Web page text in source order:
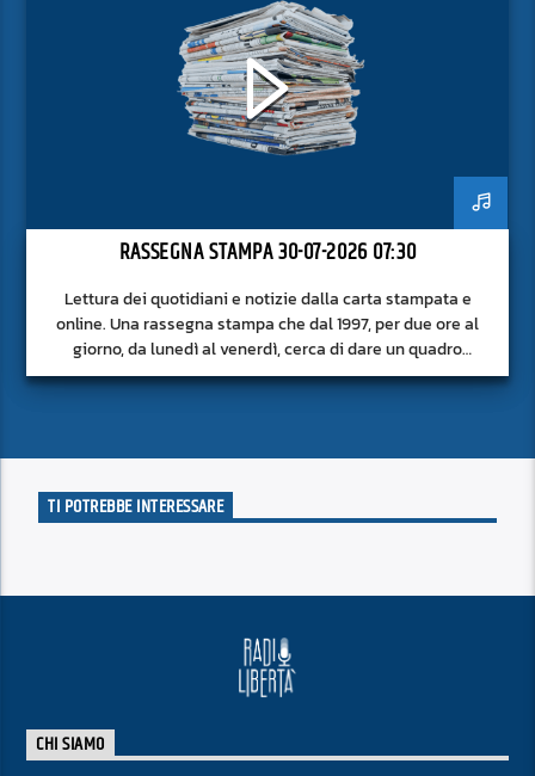
RASSEGNA STAMPA 30-07-2026 07:30
Lettura dei quotidiani e notizie dalla carta stampata e
online. Una rassegna stampa che dal 1997, per due ore al
giorno, da lunedì al venerdì, cerca di dare un quadro
approfondito delle notizie del giorno, senza fermarsi alla
TI POTREBBE INTERESSARE
CHI SIAMO